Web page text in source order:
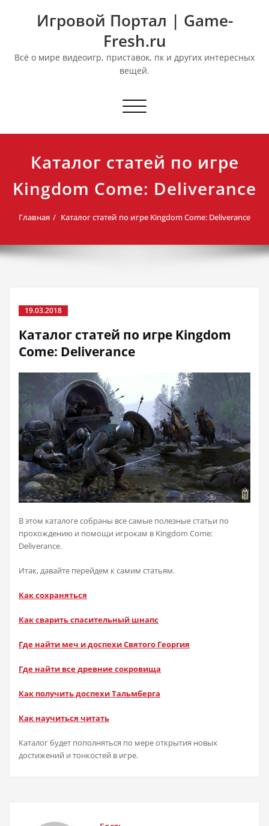
Игровой Портал | Game-
Fresh.ru
Всё о мире видеоигр, приставок, пк и других интересных
вещей.
Переключить
Каталог статей по игре
Kingdom Come: Deliverance
Главная Каталог статей по игре Kingdom Come: Deliverance
19.03.2018
Каталог статей по игре Kingdom
Come: Deliverance
В этом каталоге собраны все самые полезные статьи по
прохождению и помощи игрокам в Kingdom Come:
Deliverance.
Итак, давайте перейдем к самим статьям.
Как сохраняться
Как сварить спасительный шнапс
Где найти меч и доспехи Святого Георгия
Где найти все древние сокровища
Как получить доспехи Тальмберга
Как научиться читать
Каталог будет пополняться по мере открытия новых
достижений и тонкостей в игре.